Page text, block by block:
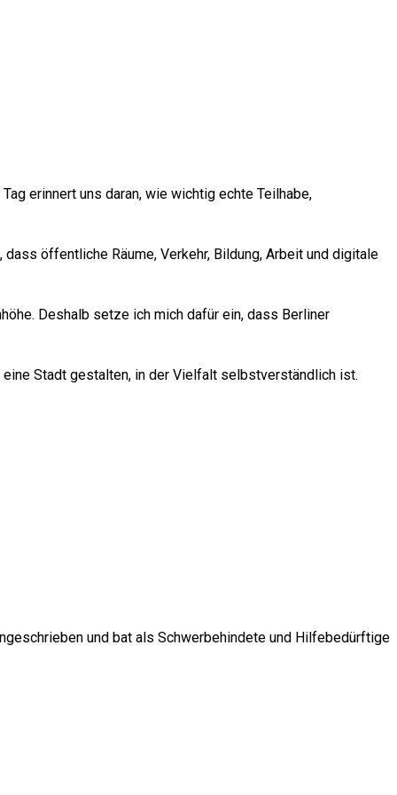
erinnert uns daran, wie wichtig echte Teilhabe,
öffentliche Räume, Verkehr, Bildung, Arbeit und digitale
Deshalb setze ich mich dafür ein, dass Berliner
eine Stadt gestalten, in der Vielfalt selbstverständlich ist.
und bat als Schwerbehindete und Hilfebedürftige